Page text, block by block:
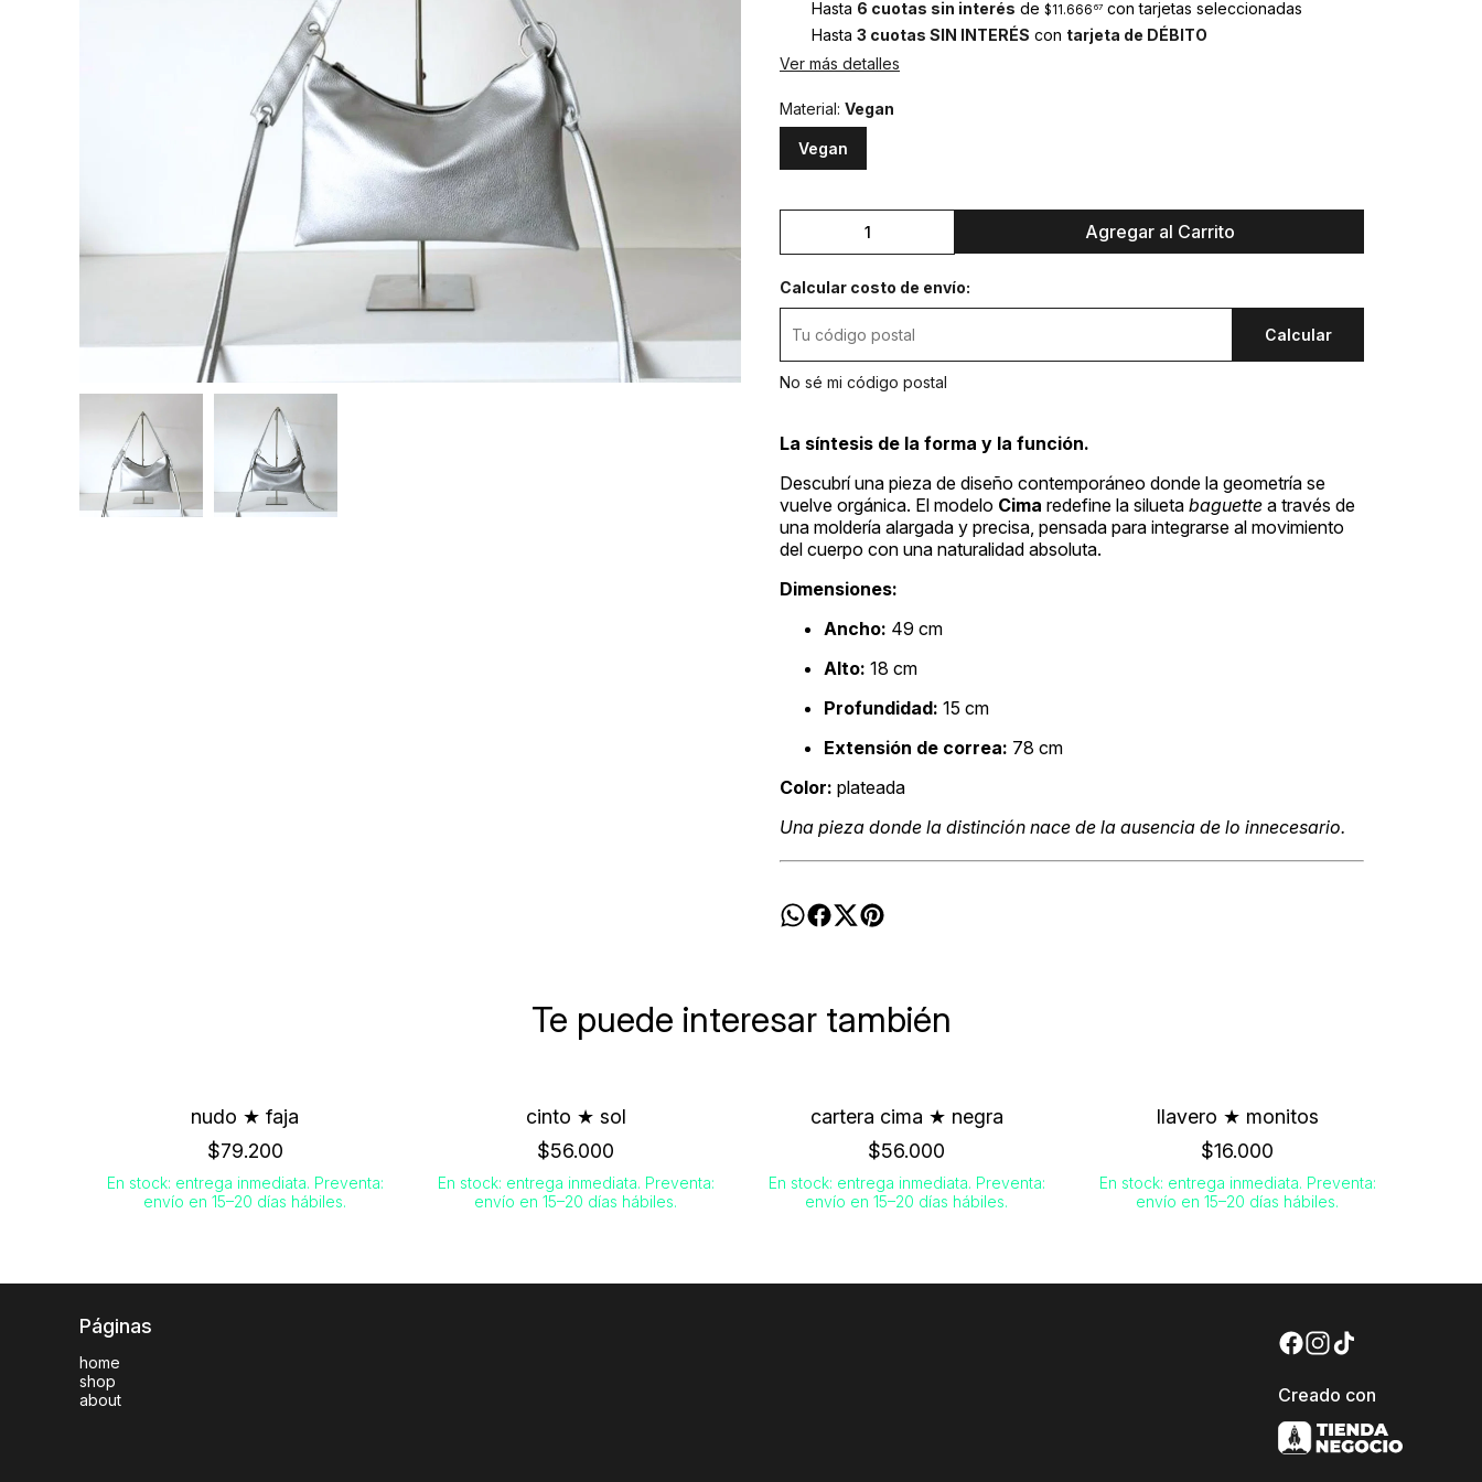
Hasta 6 cuotas sin interés de $11.666 67 con tarjetas seleccionadas
Hasta 3 cuotas SIN INTERÉS con tarjeta de DÉBITO
Ver más detalles
Material: Vegan
Vegan
Agregar al Carrito
Calcular costo de envío:
Calcular
No sé mi código postal
La síntesis de la forma y la función.
Descubrí una pieza de diseño contemporáneo donde la geometría se
vuelve orgánica. El modelo Cima redefine la silueta baguette a través de
una moldería alargada y precisa, pensada para integrarse al movimiento
del cuerpo con una naturalidad absoluta.
Dimensiones:
Ancho: 49 cm
Alto: 18 cm
Profundidad: 15 cm
Extensión de correa: 78 cm
Color: plateada
Una pieza donde la distinción nace de la ausencia de lo innecesario.
Te puede interesar también
nudo ★ faja
$79.200
En stock: entrega inmediata. Preventa:
envío en 15–20 días hábiles.
cinto ★ sol
$56.000
En stock: entrega inmediata. Preventa:
envío en 15–20 días hábiles.
cartera cima ★ negra
$56.000
En stock: entrega inmediata. Preventa:
envío en 15–20 días hábiles.
llavero ★ monitos
$16.000
En stock: entrega inmediata. Preventa:
envío en 15–20 días hábiles.
Páginas
home
shop
about
Creado con